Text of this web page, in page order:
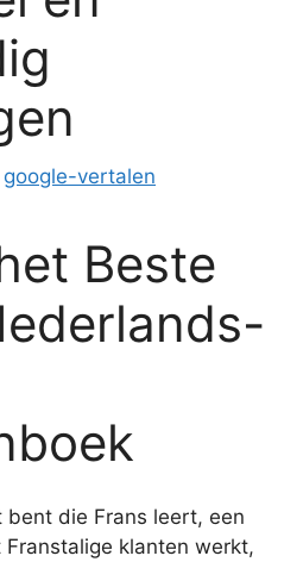
google-vertalen
Beste
bent die Frans leert, een
klanten werkt,